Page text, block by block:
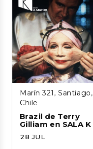
Marín 321, Santiago,
Chile
Brazil de Terry
Gilliam en SALA K
28 JUL